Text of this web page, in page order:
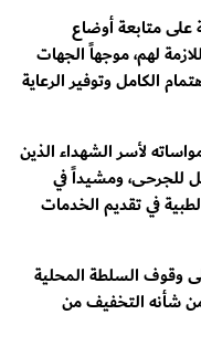
متابعة أوضاع
لهم، موجهاً الجهات
الكامل وتوفير الرعاية
لأسر الشهداء الذين
للجرحى، ومشيداً في
في تقديم الخدمات
وقوف السلطة المحلية
شأنه التخفيف من